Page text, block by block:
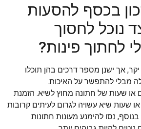
בכסף להסעות
נוכל לחסוך
לחתוך פינות?
יקר, אך ישנן מספר דרכים בהן תוכלו
מבלי להתפשר על האיכות.
או שעות של חתונה מחוץ לשיא. הזמנת
שעות שיא עשויה לגרום לעיתים קרובות
נסו להימנע מעונות חתונות